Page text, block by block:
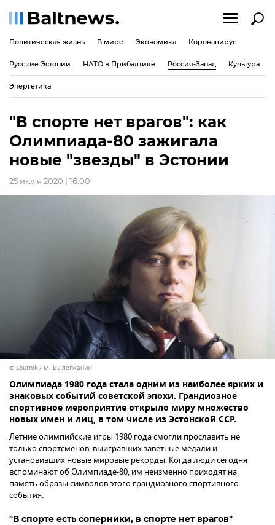
Политическая жизнь В мире Экономика Коронавирус
Русские Эстонии НАТО в Прибалтике Россия-Запад Культура
Энергетика
"В спорте нет врагов": как
Олимпиада-80 зажигала
новые "звезды" в Эстонии
25 июля 2020 | 16:00
© Sputnik / М. Вылегжанин
Олимпиада 1980 года стала одним из наиболее ярких и
знаковых событий советской эпохи. Грандиозное
спортивное мероприятие открыло миру множество
новых имен и лиц, в том числе из Эстонской ССР.
Летние олимпийские игры 1980 года смогли прославить не
только спортсменов, выигравших заветные медали и
установивших новые мировые рекорды. Когда люди сегодня
вспоминают об Олимпиаде-80, им неизменно приходят на
память образы символов этого грандиозного спортивного
события.
"В спорте есть соперники, в спорте нет врагов"